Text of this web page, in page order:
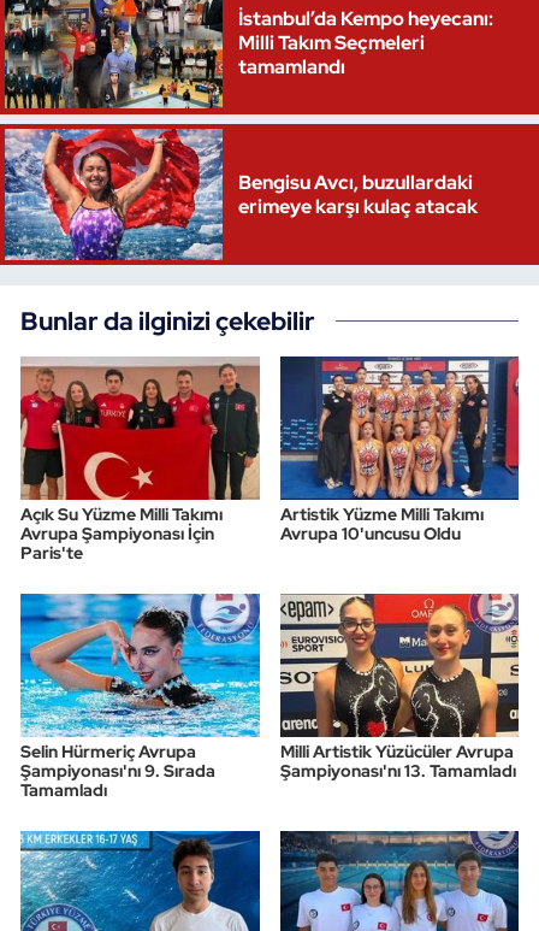
İstanbul’da Kempo heyecanı:
Milli Takım Seçmeleri
tamamlandı
Bengisu Avcı, buzullardaki
erimeye karşı kulaç atacak
Bunlar da ilginizi çekebilir
Açık Su Yüzme Milli Takımı
Avrupa Şampiyonası İçin
Paris'te
Artistik Yüzme Milli Takımı
Avrupa 10'uncusu Oldu
Selin Hürmeriç Avrupa
Şampiyonası'nı 9. Sırada
Tamamladı
Milli Artistik Yüzücüler Avrupa
Şampiyonası'nı 13. Tamamladı